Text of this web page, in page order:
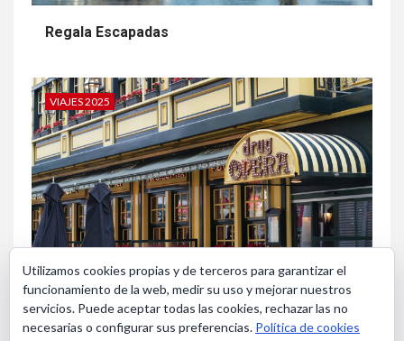
Regala Escapadas
VIAJES 2025
Bruselas en Navidad
Utilizamos cookies propias y de terceros para garantizar el
funcionamiento de la web, medir su uso y mejorar nuestros
servicios. Puede aceptar todas las cookies, rechazar las no
necesarias o configurar sus preferencias. Política de cookies